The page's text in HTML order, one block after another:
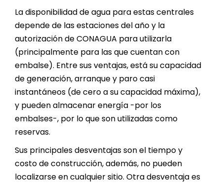
La disponibilidad de agua para estas centrales
depende de las estaciones del año y la
autorización de CONAGUA para utilizarla
(principalmente para las que cuentan con
embalse). Entre sus ventajas, está su capacidad
de generación, arranque y paro casi
instantáneos (de cero a su capacidad máxima),
y pueden almacenar energía -por los
embalses-, por lo que son utilizadas como
reservas.
Sus principales desventajas son el tiempo y
costo de construcción, además, no pueden
localizarse en cualquier sitio. Otra desventaja es